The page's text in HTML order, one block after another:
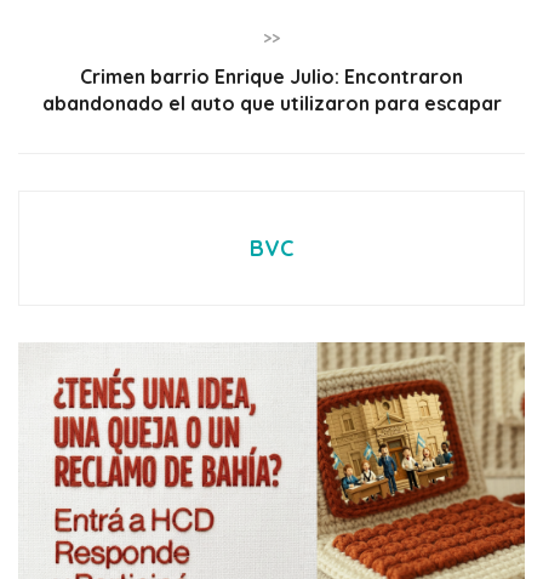
>>
Crimen barrio Enrique Julio: Encontraron
abandonado el auto que utilizaron para escapar
BVC